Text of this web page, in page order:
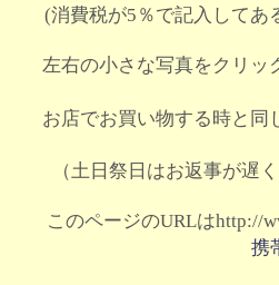
(消費税が5％で記入してあ
左右の小さな写真をクリッ
お店でお買い物する時と同
（土日祭日はお返事が遅
このページのURLはhttp://
携